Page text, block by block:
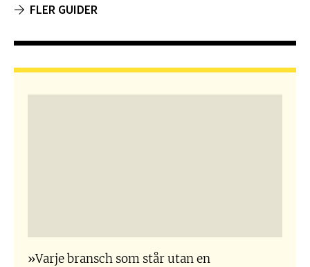
FLER GUIDER
»Varje bransch som står utan en